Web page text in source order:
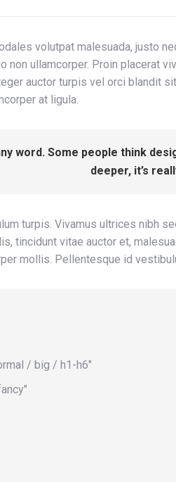
volutpat malesuada, justo
non ullamcorper. Proin placerat
auctor turpis vel orci blandit
at ligula.
word. Some people think
deeper, it’s
turpis. Vivamus ultrices nibh
tincidunt vitae auctor et,
mollis. Pellentesque id
/ big / h1-h6"